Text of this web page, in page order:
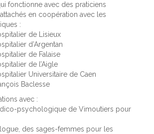
fonctionne avec des praticiens
en coopération avec les
:
de Lisieux
d’Argentan
de Falaise
de l’Aigle
Universitaire de Caen
Baclesse
avec :
psychologique de Vimoutiers pour
des sages-femmes pour les